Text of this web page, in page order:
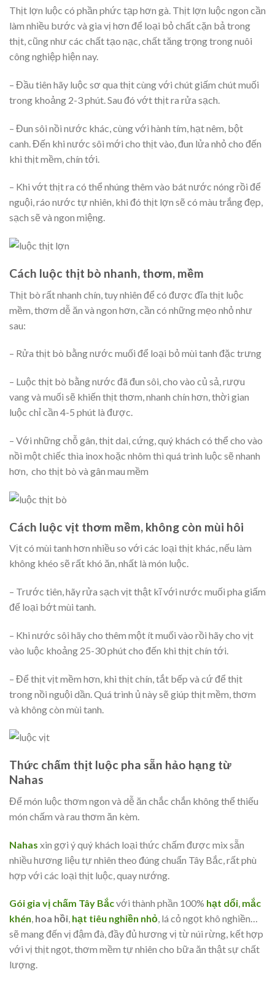
Thịt lợn luộc có phần phức tạp hơn gà. Thịt lợn luộc ngon cần
làm nhiều bước và gia vị hơn để loại bỏ chất cặn bả trong
thịt, cũng như các chất tạo nạc, chất tăng trọng trong nuôi
công nghiệp hiện nay.
– Đầu tiên hãy luộc sơ qua thịt cùng với chút giấm chút muối
trong khoảng 2-3 phút. Sau đó vớt thịt ra rửa sạch.
– Đun sôi nồi nước khác, cùng với hành tím, hạt nêm, bột
canh. Đến khi nước sôi mới cho thịt vào, đun lửa nhỏ cho đến
khi thịt mềm, chín tới.
– Khi vớt thịt ra có thể nhúng thêm vào bát nước nóng rồi để
nguội, ráo nước tự nhiên, khi đó thịt lợn sẽ có màu trắng đẹp,
sạch sẽ và ngon miệng.
Cách luộc thịt bò nhanh, thơm, mềm
Thịt bò rất nhanh chín, tuy nhiên để có được đĩa thịt luộc
mềm, thơm dễ ăn và ngon hơn, cần có những mẹo nhỏ như
sau:
– Rửa thịt bò bằng nước muối để loại bỏ mùi tanh đặc trưng
– Luộc thịt bò bằng nước đã đun sôi, cho vào củ sả, rượu
vang và muối sẽ khiến thịt thơm, nhanh chín hơn, thời gian
luộc chỉ cần 4-5 phút là được.
– Với những chỗ gân, thịt dai, cứng, quý khách có thể cho vào
nồi một chiếc thìa inox hoặc nhôm thì quá trình luộc sẽ nhanh
hơn, cho thịt bò và gân mau mềm
Cách luộc vịt thơm mềm, không còn mùi hôi
Vịt có mùi tanh hơn nhiều so với các loại thịt khác, nếu làm
không khéo sẽ rất khó ăn, nhất là món luộc.
– Trước tiên, hãy rửa sạch vịt thật kĩ với nước muối pha giấm
để loại bớt mùi tanh.
– Khi nước sôi hãy cho thêm một ít muối vào rồi hãy cho vịt
vào luộc khoảng 25-30 phút cho đến khi thịt chín tới.
– Để thịt vịt mềm hơn, khi thịt chín, tắt bếp và cứ để thịt
trong nồi nguội dần. Quá trình ủ này sẽ giúp thịt mềm, thơm
và không còn mùi tanh.
Thức chấm thịt luộc pha sẵn hảo hạng từ
Nahas
Để món luộc thơm ngon và dễ ăn chắc chắn không thể thiếu
món chấm và rau thơm ăn kèm.
Nahas xin gợi ý quý khách loại thức chấm được mix sẵn
nhiều hương liệu tự nhiên theo đúng chuẩn Tây Bắc, rất phù
hợp với các loại thịt luộc, quay nướng.
Gói gia vị chấm Tây Bắcvới thành phần 100% hạt dổi, mắc
khén, hoa hồi, hạt tiêu nghiền nhỏ, lá cỏ ngọt khô nghiền…
sẽ mang đến vị đậm đà, đầy đủ hương vị từ núi rừng, kết hợp
với vị thịt ngọt, thơm mềm tự nhiên cho bữa ăn thật sự chất
lượng.